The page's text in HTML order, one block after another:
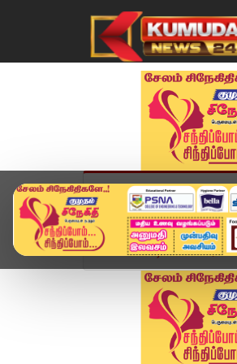
முகப்பு விளையாட்டு
Home வீடியோ ஸ்டோரி